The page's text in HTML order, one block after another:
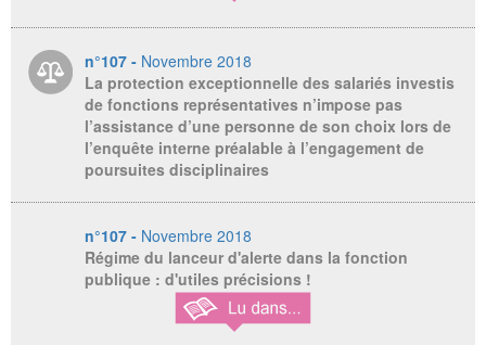
n°107 - Novembre 2018
La protection exceptionnelle des salariés investis
de fonctions représentatives n’impose pas
l’assistance d’une personne de son choix lors de
l’enquête interne préalable à l’engagement de
poursuites disciplinaires
n°107 - Novembre 2018
Régime du lanceur d'alerte dans la fonction
publique : d'utiles précisions !